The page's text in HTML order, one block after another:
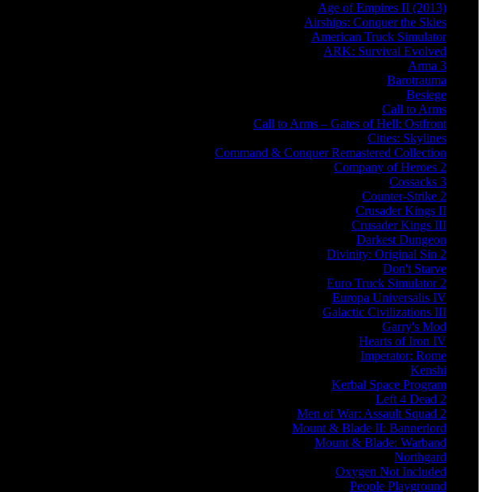
Age of Empires II (2013)
Airships: Conquer the Skies
American Truck Simulator
ARK: Survival Evolved
Arma 3
Barotrauma
Besiege
Call to Arms
Call to Arms – Gates of Hell: Ostfront
Cities: Skylines
Command & Conquer Remastered Collection
Company of Heroes 2
Cossacks 3
Counter-Strike 2
Crusader Kings II
Crusader Kings III
Darkest Dungeon
Divinity: Original Sin 2
Don't Starve
Euro Truck Simulator 2
Europa Universalis IV
Galactic Civilizations III
Garry's Mod
Hearts of Iron IV
Imperator: Rome
Kenshi
Kerbal Space Program
Left 4 Dead 2
Men of War: Assault Squad 2
Mount & Blade II: Bannerlord
Mount & Blade: Warband
Northgard
Oxygen Not Included
People Playground